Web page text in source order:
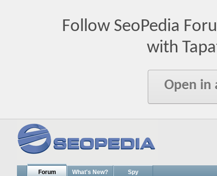
Follow SeoPedia
with
Open in
Forum What's New? Spy